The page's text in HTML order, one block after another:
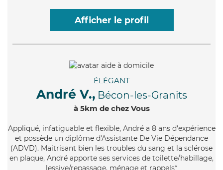
Afficher le profil
ÉLÉGANT
André V., Bécon-les-Granits
à 5km de chez Vous
Appliqué, infatiguable et flexible, André a 8 ans d'expérience
et possède un diplôme d'Assistante De Vie Dépendance
(ADVD). Maitrisant bien les troubles du sang et la sclérose
en plaque, André apporte ses services de toilette/habillage,
lessive/repassage, ménage et rappels*